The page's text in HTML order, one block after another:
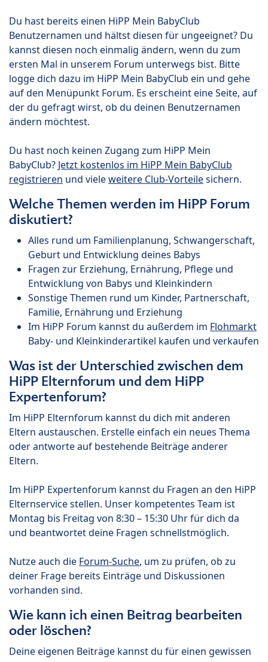
Du hast bereits einen HiPP Mein BabyClub
Benutzernamen und hältst diesen für ungeeignet? Du
kannst diesen noch einmalig ändern, wenn du zum
ersten Mal in unserem Forum unterwegs bist. Bitte
logge dich dazu im HiPP Mein BabyClub ein und gehe
auf den Menüpunkt Forum. Es erscheint eine Seite, auf
der du gefragt wirst, ob du deinen Benutzernamen
ändern möchtest.
Du hast noch keinen Zugang zum HiPP Mein
BabyClub? Jetzt kostenlos im HiPP Mein BabyClub
registrieren und vieleweitere Club-Vorteilesichern.
Welche Themen werden im HiPP Forum
diskutiert?
Alles rund um Familienplanung, Schwangerschaft,
Geburt und Entwicklung deines Babys
Fragen zur Erziehung, Ernährung, Pflege und
Entwicklung von Babys und Kleinkindern
Sonstige Themen rund um Kinder, Partnerschaft,
Familie, Ernährung und Erziehung
Im HiPP Forum kannst du außerdem im Flohmarkt
Baby- und Kleinkinderartikel kaufen und verkaufen
Was ist der Unterschied zwischen dem
HiPP Elternforum und dem HiPP
Expertenforum?
Im HiPP Elternforum kannst du dich mit anderen
Eltern austauschen. Erstelle einfach ein neues Thema
oder antworte auf bestehende Beiträge anderer
Eltern.
Im HiPP Expertenforum kannst du Fragen an den HiPP
Elternservice stellen. Unser kompetentes Team ist
Montag bis Freitag von 8:30 – 15:30 Uhr für dich da
und beantwortet deine Fragen schnellstmöglich.
Nutze auch die Forum-Suche, um zu prüfen, ob zu
deiner Frage bereits Einträge und Diskussionen
vorhanden sind.
Wie kann ich einen Beitrag bearbeiten
oder löschen?
Deine eigenen Beiträge kannst du für einen gewissen